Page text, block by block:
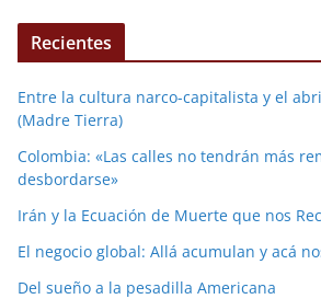
Recientes
Entre la cultura narco-capitalista y el
(Madre Tierra)
Colombia: «Las calles no tendrán más
desbordarse»
Irán y la Ecuación de Muerte que nos
El negocio global: Allá acumulan y acá
Del sueño a la pesadilla Americana